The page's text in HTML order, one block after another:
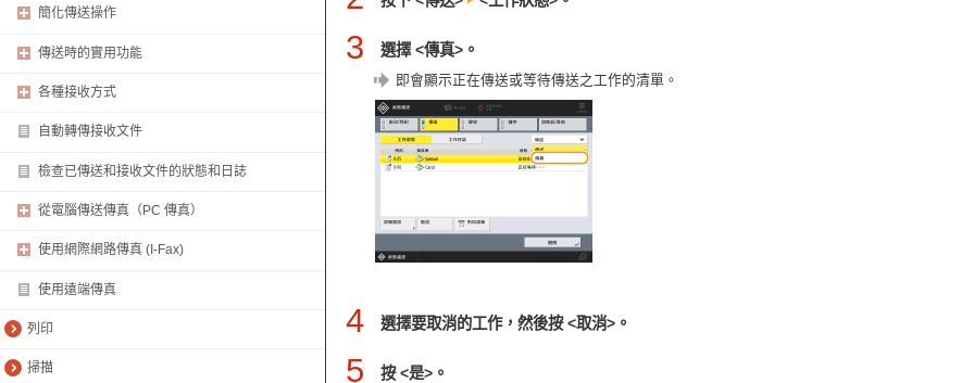
簡化傳送操作
傳送時的實用功能
各種接收方式
自動轉傳接收文件
檢查已傳送和接收文件的狀態和日誌
從電腦傳送傳真（PC 傳真）
使用網際網路傳真 (I-Fax)
使用遠端傳真
列印
掃描
3 選擇 <傳真>。
即會顯示正在傳送或等待傳送之工作的清單。
4 選擇要取消的工作，然後按 <取消>。
5 按 <是>。